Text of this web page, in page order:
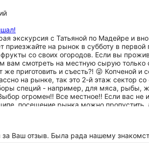
экскурсия с Татьяной по Мадейре и
приезжайте на рынок в субботу в
со своих огородов. Если вы
вам смотреть на местную сырую
же приготовить и съесть?! 😜 Копченой
на рынке, так это 2-й этаж сектор
специй - например, для мяса, рыбы,
огромен!! Все местное!! Если вас
посещение рынка можно пропустить,
программу не входит!! а жаль). Туда
находится практически напротив
отдать за это немалые деньги, то
за платье. Выбор за вами!! А Татьяна
Ваш отзыв. Была рада нашему